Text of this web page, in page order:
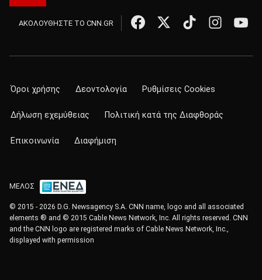
ΑΚΟΛΟΥΘΗΣΤΕ ΤΟ CNN.GR
Όροι χρήσης Δεοντολογία Ρυθμίσεις Cookies
Δήλωση εχεμύθειας Πολιτική κατά της Διαφθοράς
Επικοινωνία Διαφήμιση
ΜΕΛΟΣ
© 2015 - 2026 D.G. Newsagency S.A. CNN name, logo and all associated
elements ® and © 2015 Cable News Network, Inc. All rights reserved. CNN
and the CNN logo are registered marks of Cable News Network, Inc.,
displayed with permission